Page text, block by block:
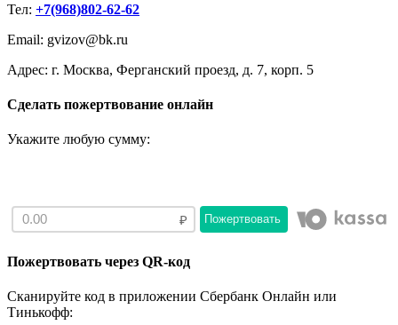
Тел: +7(968)802-62-62
Email: gvizov@bk.ru
Адрес: г. Москва, Ферганский проезд, д. 7, корп. 5
Сделать пожертвование онлайн
Укажите любую сумму:
Пожертвовать
Пожертвовать через QR-код
Сканируйте код в приложении Сбербанк Онлайн или
Тинькофф: